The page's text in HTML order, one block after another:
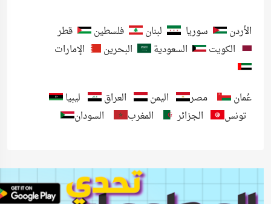
الأردن سوريا لبنان فلسطين
قطر
الكويت
السعودية البحرين الإمارات
عُمان مصر اليمن العراق
ليبيا
تونس
الجزائر المغرب السودان